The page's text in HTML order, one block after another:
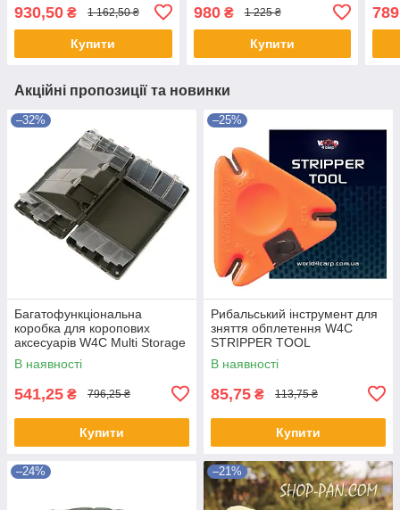
930,50 ₴ 1 162,50 ₴
Купити
980₴ 1 225 ₴
Купити
для
Акційні пропозиції та новинки
–32%
Багатофункціональна
коробка для коропових
аксесуарів W4C Multi Storage
Tackle Box
В наявності
541,25 ₴ 796,25 ₴
Купити
–25%
Рибальський інструмент для
зняття обплетення W4C
STRIPPER TOOL
В наявності
85,75 ₴ 113,75 ₴
Купити
–24% –21%